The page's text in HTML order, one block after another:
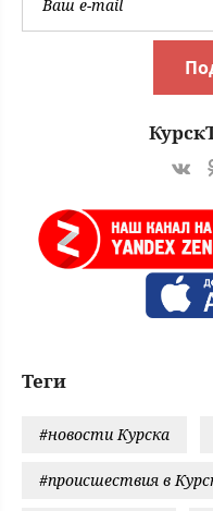
Теги
#новости Курска
#происшествия в